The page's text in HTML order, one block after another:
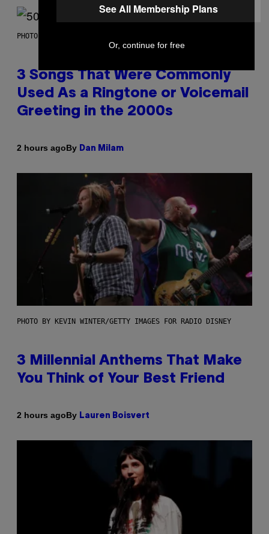
PHOTO BY GREGORY BOJORQUEZ/GETTY IMAGES
3 Songs That Were Commonly
Used As a Ringtone or Voicemail
Greeting in the 2000s
2 hours agoBy Dan Milam
PHOTO BY KEVIN WINTER/GETTY IMAGES FOR RADIO DISNEY
3 Millennial Anthems That Make
You Think of Your Best Friend
2 hours agoBy Lauren Boisvert
See All Membership Plans
Or, continue for free